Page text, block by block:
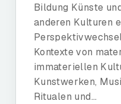
Bildung Künste
anderen Kulturen
Kontexte von
immateriellen
Kunstwerken,
Ritualen und...